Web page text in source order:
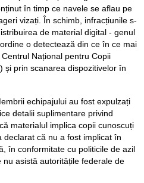
în timp ce navele se aflau pe
vizați. În schimb, infracțiunile s-
de material digital - genul
o detectează din ce în ce mai
Național pentru Copii
și prin scanarea dispozitivelor în
echipajului au fost expulzați
detalii suplimentare privind
materialul implica copii cunoscuți
declarat că nu a fost implicat în
în conformitate cu politicile de azil
asistă autoritățile federale de